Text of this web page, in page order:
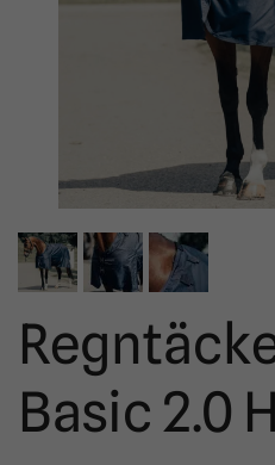
Basic 2.0